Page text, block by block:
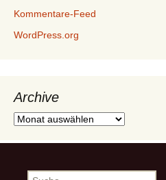
Kommentare-Feed
WordPress.org
Archive
Archive
Suche